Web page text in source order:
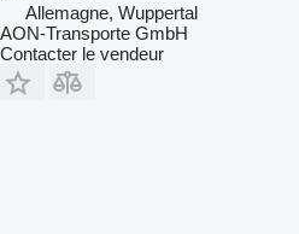
Allemagne, Wuppertal
AON-Transporte GmbH
Contacter le vendeur